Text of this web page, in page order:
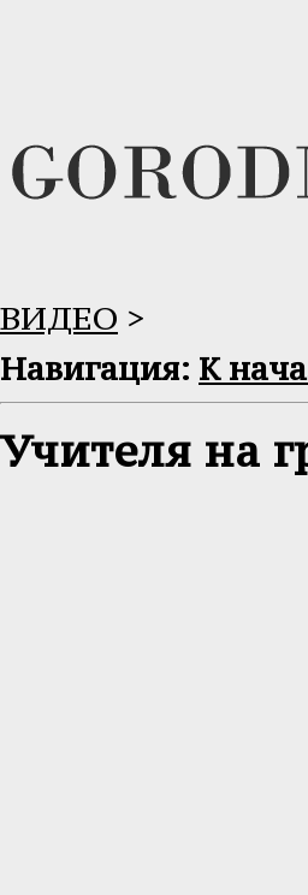
ВИДЕО >
Навигация: К
Учителя на